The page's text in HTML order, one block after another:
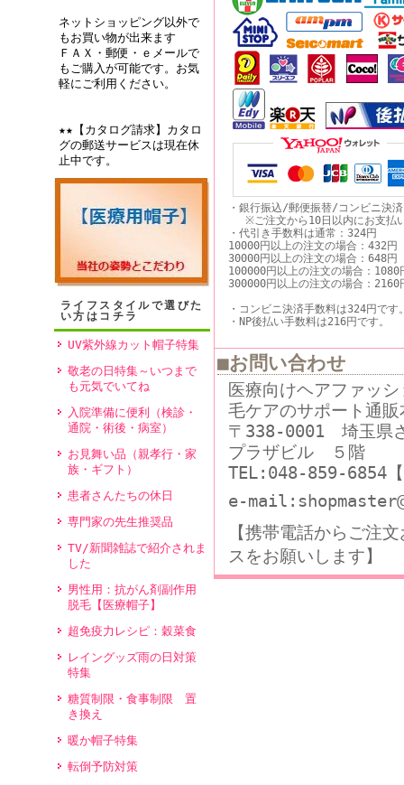
ネットショッピング以外で
もお買い物が出来ます
ＦＡＸ・郵便・ｅメールで
もご購入が可能です。お気
軽にご利用ください。
★★【カタログ請求】カタロ
グの郵送サービスは現在休
止中です。
ライフスタイルで選びた
い方はコチラ
UV紫外線カット帽子特集
敬老の日特集～いつまで
も元気でいてね
入院準備に便利（検診・
通院・術後・病室）
お見舞い品（親孝行・家
族・ギフト）
患者さんたちの休日
専門家の先生推奨品
TV/新聞雑誌で紹介されま
した
男性用：抗がん剤副作用
脱毛【医療帽子】
超免疫力レシピ：穀菜食
レイングッズ雨の日対策
特集
糖質制限・食事制限 置
き換え
暖か帽子特集
転倒予防対策
・銀行振込/郵便振替/コンビニ決
※ご注文から10日以内にお支払
・代引き手数料は通常：324円
10000円以上の注文の場合：432円
30000円以上の注文の場合：648円
100000円以上の注文の場合：1080
300000円以上の注文の場合：2160
・コンビニ決済手数料は324円です
・NP後払い手数料は216円です。
■お問い合わせ
医療向けヘアファッ
毛ケアのサポート通
〒338-0001 埼玉県
プラザビル ５階
TEL:048-859-6854
e-
【携帯電話からご注
スをお願いします】